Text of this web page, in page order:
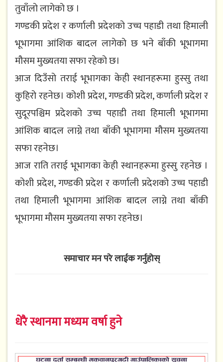
तुवाँलो लागेको छ ।
गण्डकी प्रदेश र कर्णाली प्रदेशको उच्च पहाडी तथा हिमाली
भूभागमा आंशिक बादल लागेको छ भने बाँकी भूभागमा
मौसम मुख्यतया सफा रहेको छ।
आज दिउँसो तराई भूभागका केही स्थानहरूमा हुस्सु तथा
कुहिरो रहनेछ। कोशी प्रदेश, गण्डकी प्रदेश, कर्णाली प्रदेश र
सुदूरपश्चिम प्रदेशको उच्च पहाडी तथा हिमाली भूभागमा
आंशिक बादल लाग्ने तथा बाँकी भूभागमा मौसम मुख्यतया
सफा रहनेछ।
आज राति तराई भूभागका केही स्थानहरूमा हुस्सु रहनेछ ।
कोशी प्रदेश, गण्डकी प्रदेश र कर्णाली प्रदेशको उच्च पहाडी
तथा हिमाली भूभागमा आंशिक बादल लाग्ने तथा बाँकी
भूभागमा मौसम मुख्यतया सफा रहनेछ।
समाचार मन परे लाईक गर्नुहोस्
धेरै स्थानमा मध्यम वर्षा हुने